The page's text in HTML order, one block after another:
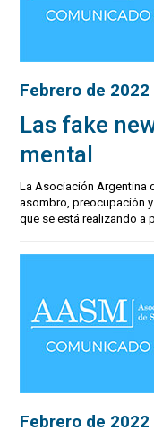
Febrero de 2022
Las fake
mental
La Asociación Argentina
asombro, preocupación
que se está realizando a
Febrero de 2022